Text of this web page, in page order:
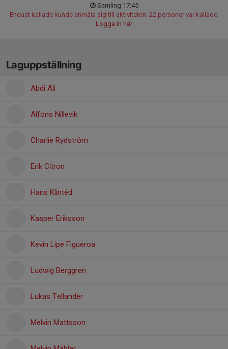
Samling 17:45
Endast kallade kunde anmäla sig till aktiviteten. 22 personer var kallade.
Logga in här
Laguppställning
Abdi Ali
Alfons Nillevik
Charlie Rydström
Erik Citron
Hans Klintéd
Kasper Eriksson
Kevin Lipe Figueroa
Ludwig Berggren
Lukas Tellander
Melvin Mattsson